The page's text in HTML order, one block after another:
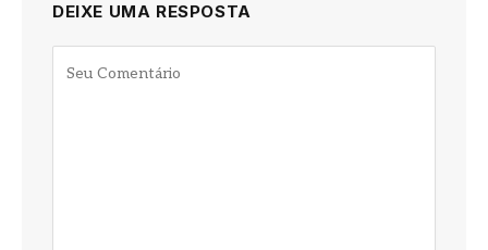
DEIXE UMA RESPOSTA